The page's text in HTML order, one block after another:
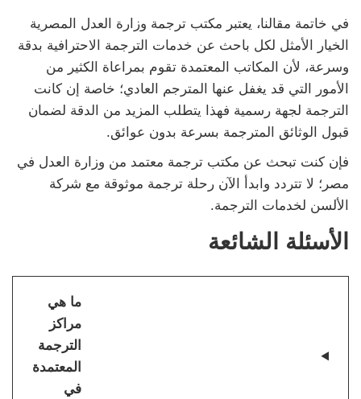
في خاتمة مقالنا، يعتبر مكتب ترجمة وزارة العدل المصرية
الخيار الأمثل لكل باحث عن خدمات الترجمة الاحترافية بدقة
وسرعة، لأن المكاتب المعتمدة تقوم بمراعاة الكثير من
الأمور التي قد يغفل عنها المترجم العادي؛ خاصة إن كانت
الترجمة لجهة رسمية فهذا يتطلب المزيد من الدقة لضمان
قبول الوثائق المترجمة بسرعة بدون عوائق.
فإن كنت تبحث عن مكتب ترجمة معتمد من وزارة العدل في
مصر؛ لا تتردد وابدأ الآن رحلة ترجمة موثوقة مع شركة
الألسن لخدمات الترجمة.
الأسئلة الشائعة
ما هي
مراكز
الترجمة
المعتمدة
في